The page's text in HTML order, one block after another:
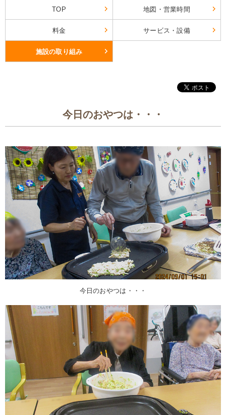
TOP 地図・営業時間
料金 サービス・設備
施設の取り組み
今日のおやつは・・・
今日のおやつは・・・